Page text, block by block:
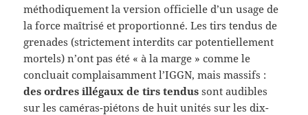
méthodiquement la version officielle d’un usage de
la force maîtrisé et proportionné. Les tirs tendus de
grenades (strictement interdits car potentiellement
mortels) n’ont pas été « à la marge » comme le
concluait complaisamment l’IGGN, mais massifs :
des ordres illégaux de tirs tendus sont audibles
sur les caméras-piétons de huit unités sur les dix-